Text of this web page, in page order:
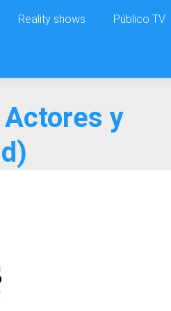
Reality shows Público TV
y